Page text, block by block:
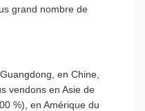
grand nombre de
en Chine,
vendons en Asie de
%), en Amérique du